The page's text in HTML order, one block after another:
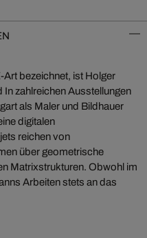
Art bezeichnet, ist Holger
zahlreichen Ausstellungen
als Maler und Bildhauer
digitalen
reichen von
über geometrische
Matrixstrukturen. Obwohl im
Arbeiten stets an das